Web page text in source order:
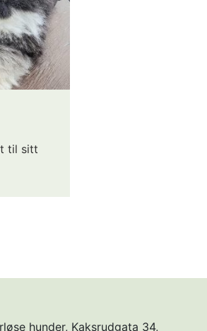
til sitt
hunder, Kaksrudgata 34,